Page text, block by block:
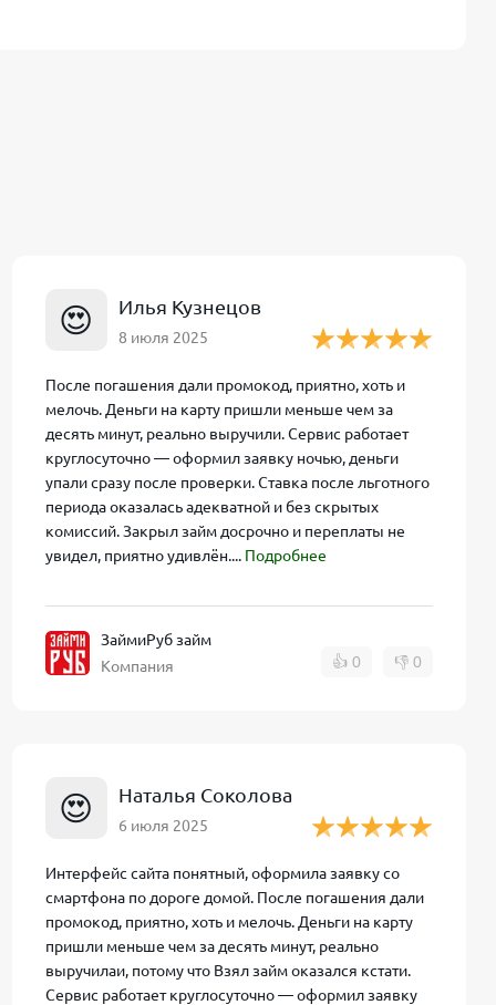
: вы
и
можно
ниже.
со
😍 Илья Кузнецов
8 июля 2025
После погашения дали промокод, приятно, хоть и
мелочь. Деньги на карту пришли меньше чем за
десять минут, реально выручили. Сервис работает
круглосуточно — оформил заявку ночью, деньги
упали сразу после проверки. Ставка после льготного
периода оказалась адекватной и без скрытых
комиссий. Закрыл займ досрочно и переплаты не
увидел, приятно удивлён.... Подробнее
ЗаймиРуб займ
Компания
👍 0 👎 0
😍 Наталья Соколова
6 июля 2025
Интерфейс сайта понятный, оформила заявку со
смартфона по дороге домой. После погашения дали
промокод, приятно, хоть и мелочь. Деньги на карту
пришли меньше чем за десять минут, реально
выручилаи, потому что Взял займ оказался кстати.
Сервис работает круглосуточно — оформил заявку